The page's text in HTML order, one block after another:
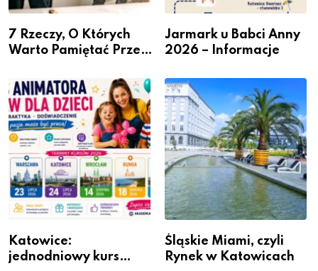
7 Rzeczy, O Których
Warto Pamiętać Przed
Jarmark u Babci Anny
2026 – Informacje
Katowice:
jednodniowy kurs
Śląskie Miami, czyli
Rynek w Katowicach